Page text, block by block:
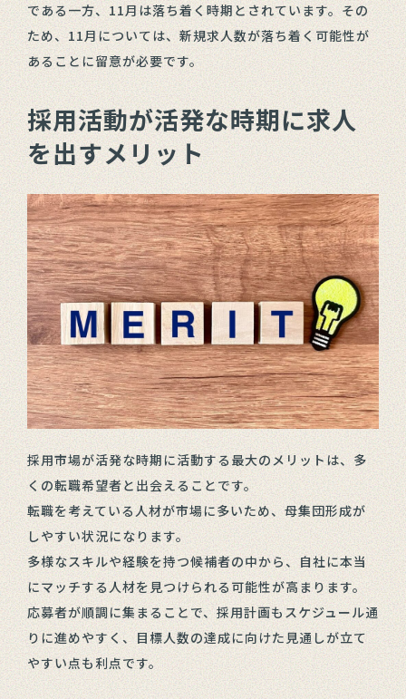
である一方、11月は落ち着く時期とされています。その
ため、11月については、新規求人数が落ち着く可能性が
あることに留意が必要です。
採用活動が活発な時期に求人
を出すメリット
採用市場が活発な時期に活動する最大のメリットは、多
くの転職希望者と出会えることです。
転職を考えている人材が市場に多いため、母集団形成が
しやすい状況になります。
多様なスキルや経験を持つ候補者の中から、自社に本当
にマッチする人材を見つけられる可能性が高まります。
応募者が順調に集まることで、採用計画もスケジュール通
りに進めやすく、目標人数の達成に向けた見通しが立て
やすい点も利点です。